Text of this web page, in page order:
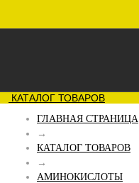
КАТАЛОГ ТОВАРОВ
ГЛАВНАЯ СТРАНИЦА
→
КАТАЛОГ ТОВАРОВ
→
АМИНОКИСЛОТЫ